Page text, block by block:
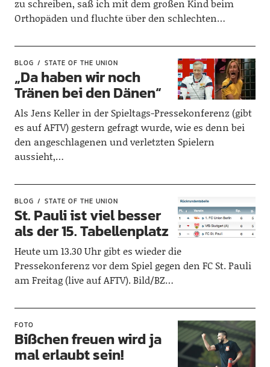
zu schreiben, saß ich mit dem großen Kind beim
Orthopäden und fluchte über den schlechten…
BLOG STATE OF THE UNION
„Da haben wir noch
Tränen bei den Dänen“
Als Jens Keller in der Spieltags-Pressekonferenz (gibt
es auf AFTV) gestern gefragt wurde, wie es denn bei
den angeschlagenen und verletzten Spielern
aussieht,…
BLOG STATE OF THE UNION
St. Pauli ist viel besser
als der 15. Tabellenplatz
Heute um 13.30 Uhr gibt es wieder die
Pressekonferenz vor dem Spiel gegen den FC St. Pauli
am Freitag (live auf AFTV). Bild/BZ…
FOTO
Bißchen freuen wird ja
mal erlaubt sein!